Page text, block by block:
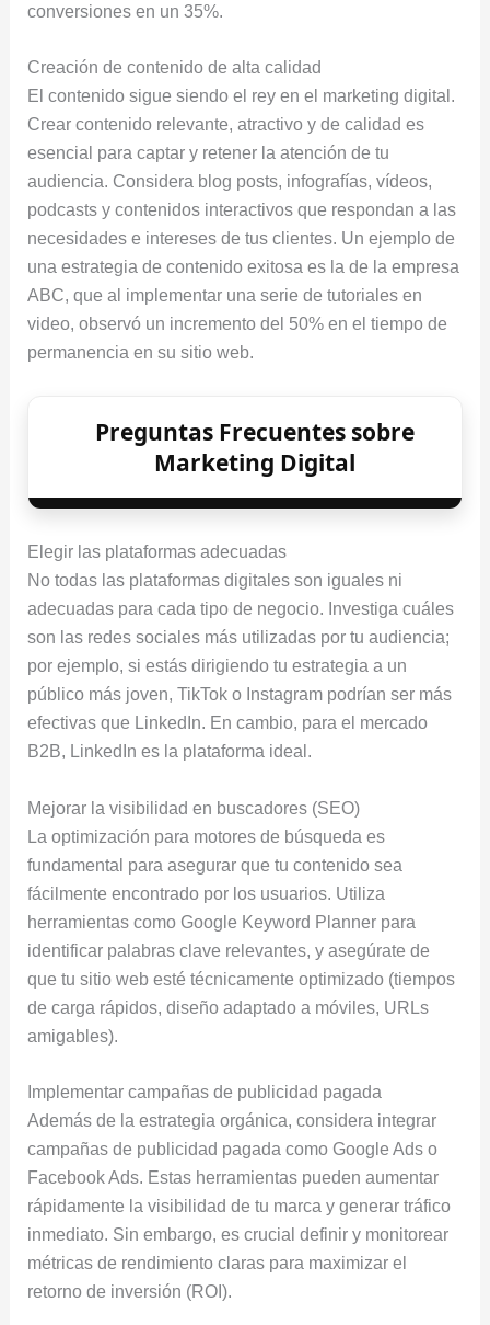
conversiones en un 35%.
Creación de contenido de alta calidad
El contenido sigue siendo el rey en el marketing digital.
Crear contenido relevante, atractivo y de calidad es
esencial para captar y retener la atención de tu
audiencia. Considera blog posts, infografías, vídeos,
podcasts y contenidos interactivos que respondan a las
necesidades e intereses de tus clientes. Un ejemplo de
una estrategia de contenido exitosa es la de la empresa
ABC, que al implementar una serie de tutoriales en
video, observó un incremento del 50% en el tiempo de
permanencia en su sitio web.
Preguntas Frecuentes sobre
Marketing Digital
Elegir las plataformas adecuadas
No todas las plataformas digitales son iguales ni
adecuadas para cada tipo de negocio. Investiga cuáles
son las redes sociales más utilizadas por tu audiencia;
por ejemplo, si estás dirigiendo tu estrategia a un
público más joven, TikTok o Instagram podrían ser más
efectivas que LinkedIn. En cambio, para el mercado
B2B, LinkedIn es la plataforma ideal.
Mejorar la visibilidad en buscadores (SEO)
La optimización para motores de búsqueda es
fundamental para asegurar que tu contenido sea
fácilmente encontrado por los usuarios. Utiliza
herramientas como Google Keyword Planner para
identificar palabras clave relevantes, y asegúrate de
que tu sitio web esté técnicamente optimizado (tiempos
de carga rápidos, diseño adaptado a móviles, URLs
amigables).
Implementar campañas de publicidad pagada
Además de la estrategia orgánica, considera integrar
campañas de publicidad pagada como Google Ads o
Facebook Ads. Estas herramientas pueden aumentar
rápidamente la visibilidad de tu marca y generar tráfico
inmediato. Sin embargo, es crucial definir y monitorear
métricas de rendimiento claras para maximizar el
retorno de inversión (ROI).